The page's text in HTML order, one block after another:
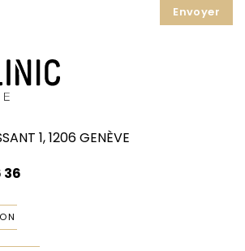
1, 1206 GENÈVE
36